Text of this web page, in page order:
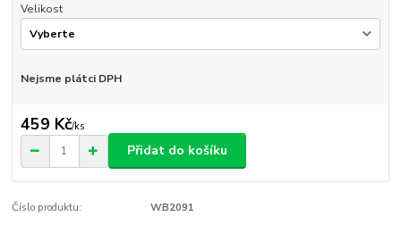
Velikost
Nejsme plátci DPH
459 Kč/ks
Přidat do košíku
Číslo produktu: WB2091